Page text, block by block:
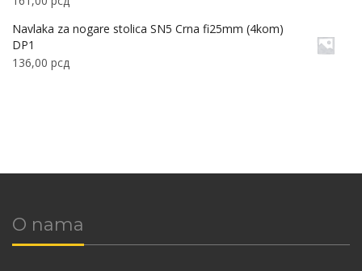
Navlaka za nogare stolica SN5 Crna fi25mm (4kom)
DP1
136,00 рсд
O nama